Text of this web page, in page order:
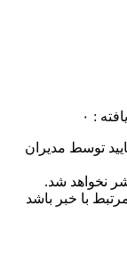
: ۰
توسط مدیران
نخواهد شد.
با خبر باشد